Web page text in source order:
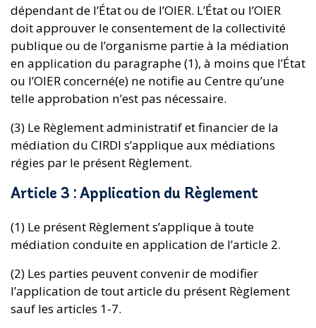
dépendant de l’État ou de l’OIER. L’État ou l’OIER
doit approuver le consentement de la collectivité
publique ou de l’organisme partie à la médiation
en application du paragraphe (1), à moins que l’État
ou l’OIER concerné(e) ne notifie au Centre qu’une
telle approbation n’est pas nécessaire.
(3) Le Règlement administratif et financier de la
médiation du CIRDI s’applique aux médiations
régies par le présent Règlement.
Article 3 : Application du Règlement
(1) Le présent Règlement s’applique à toute
médiation conduite en application de l’article 2.
(2) Les parties peuvent convenir de modifier
l’application de tout article du présent Règlement
sauf les articles 1-7.